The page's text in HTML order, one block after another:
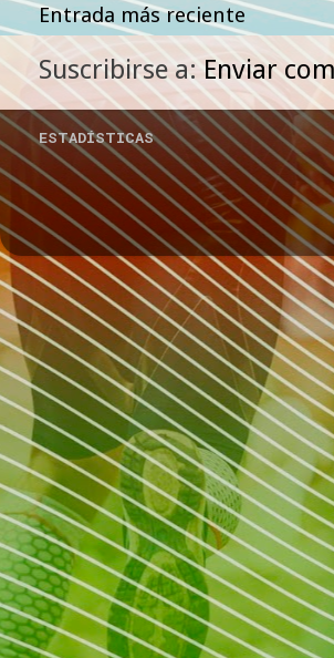
Entrada más reciente
Suscribirse a:Enviar
ESTADÍSTICAS